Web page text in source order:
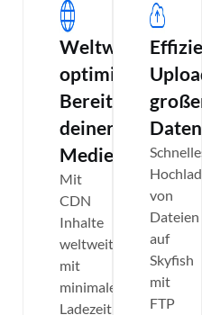
Weltweit
optimierte
Bereitstellung
deiner
Medien
Mit
CDN
Inhalte
weltweit
mit
minimaler
Ladezeit
Upload
großer
Schnelles
von
Dateien
auf
Skyfish
mit
FTP